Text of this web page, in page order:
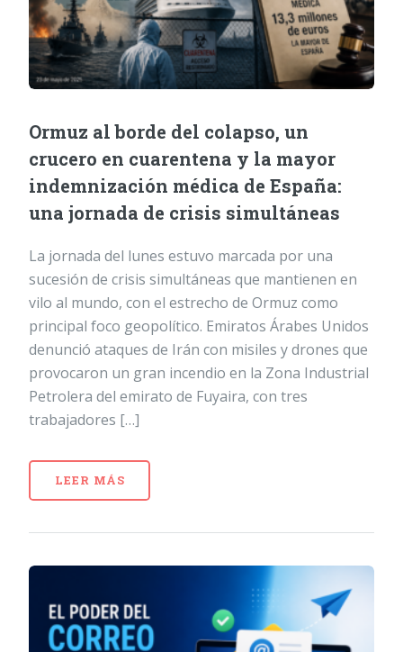
Ormuz al borde del colapso, un
crucero en cuarentena y la mayor
indemnización médica de España:
una jornada de crisis simultáneas
La jornada del lunes estuvo marcada por una
sucesión de crisis simultáneas que mantienen en
vilo al mundo, con el estrecho de Ormuz como
principal foco geopolítico. Emiratos Árabes Unidos
denunció ataques de Irán con misiles y drones que
provocaron un gran incendio en la Zona Industrial
Petrolera del emirato de Fuyaira, con tres
trabajadores […]
LEER MÁS